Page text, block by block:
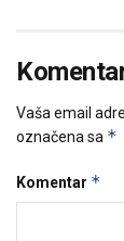
Vaša email
označena sa *
Komentar *